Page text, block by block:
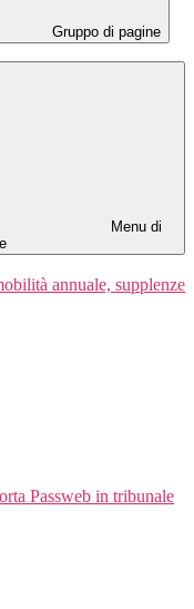
Gruppo di pagine
Menu di
annuale, supplenze
Passweb in tribunale